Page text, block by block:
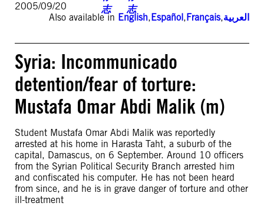
2005/09/20
Also available in English,Español,Français,العربية
Syria: Incommunicado
detention/fear of torture:
Mustafa Omar Abdi Malik (m)
Student Mustafa Omar Abdi Malik was reportedly
arrested at his home in Harasta Taht, a suburb of the
capital, Damascus, on 6 September. Around 10 officers
from the Syrian Political Security Branch arrested him
and confiscated his computer. He has not been heard
from since, and he is in grave danger of torture and other
ill-treatment